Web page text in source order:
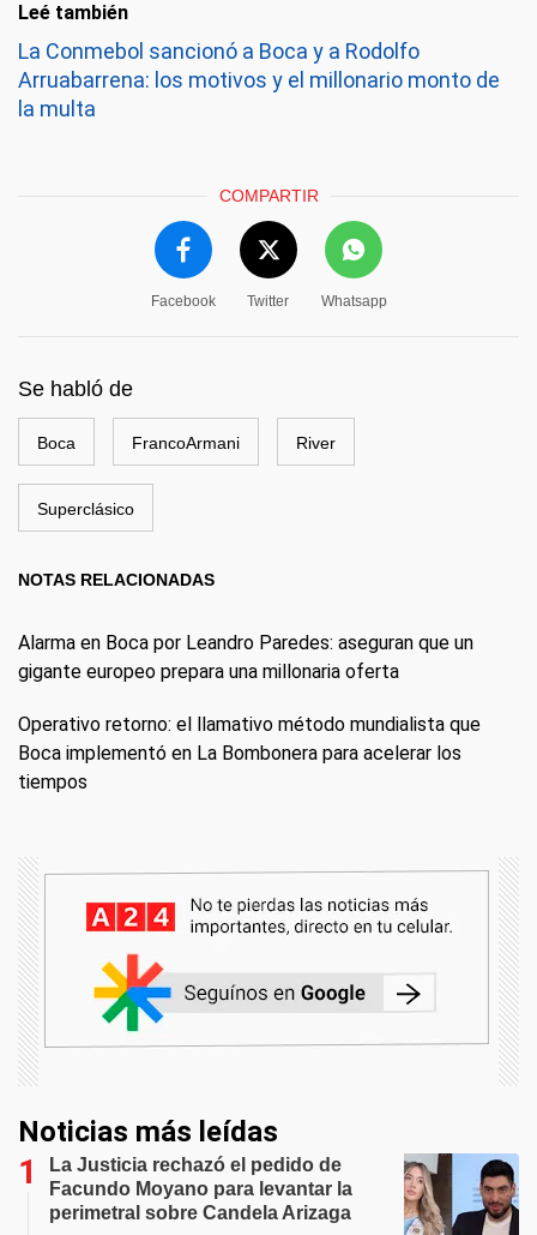
Leé también
La Conmebol sancionó a Boca y a Rodolfo
Arruabarrena: los motivos y el millonario monto de
la multa
COMPARTIR
Facebook Twitter Whatsapp
Se habló de
Boca FrancoArmani River
Superclásico
NOTAS RELACIONADAS
Alarma en Boca por Leandro Paredes: aseguran que un
gigante europeo prepara una millonaria oferta
Operativo retorno: el llamativo método mundialista que
Boca implementó en La Bombonera para acelerar los
tiempos
Noticias más leídas
La Justicia rechazó el pedido de
Facundo Moyano para levantar la
perimetral sobre Candela Arizaga